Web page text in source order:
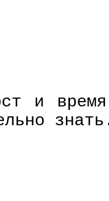
и время